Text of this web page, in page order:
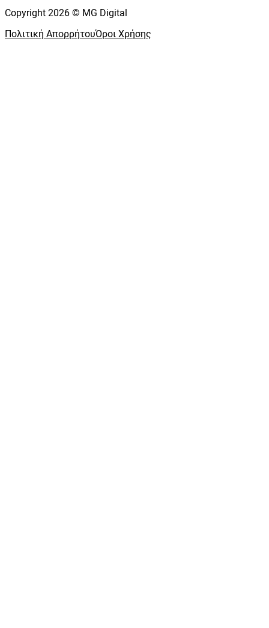
Copyright 2026 © MG Digital
Πολιτική ΑπορρήτουΌροι Χρήσης